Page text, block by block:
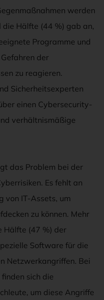
werden
Hälfte (44 %) gab an,
Programme und
der
zu reagieren.
Sicherheitsexperten
einen Cybersecurity-
verhältnismäßige
das Problem bei der
Es fehlt an
von IT-Assets, um
zu können. Mehr
Hälfte (47 %) der
Software für die
Netzwerkangriffen. Bei
sich die
um diese Angriffe